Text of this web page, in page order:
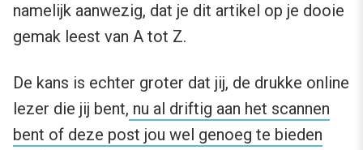
namelijk aanwezig, dat je dit artikel op je dooie
gemak leest van A tot Z.
De kans is echter groter dat jij, de drukke online
lezer die jij bent, nu al driftig aan het scannen
bent of deze post jou wel genoeg te bieden